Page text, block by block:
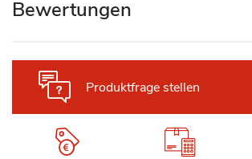
Produktfrage stellen
Bewertungen